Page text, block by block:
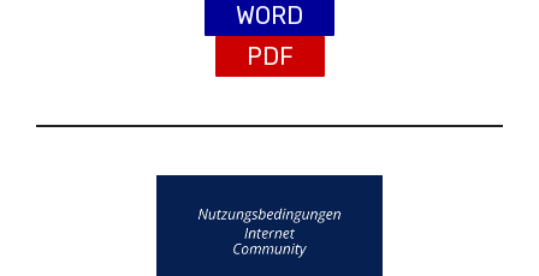
WORD
PDF